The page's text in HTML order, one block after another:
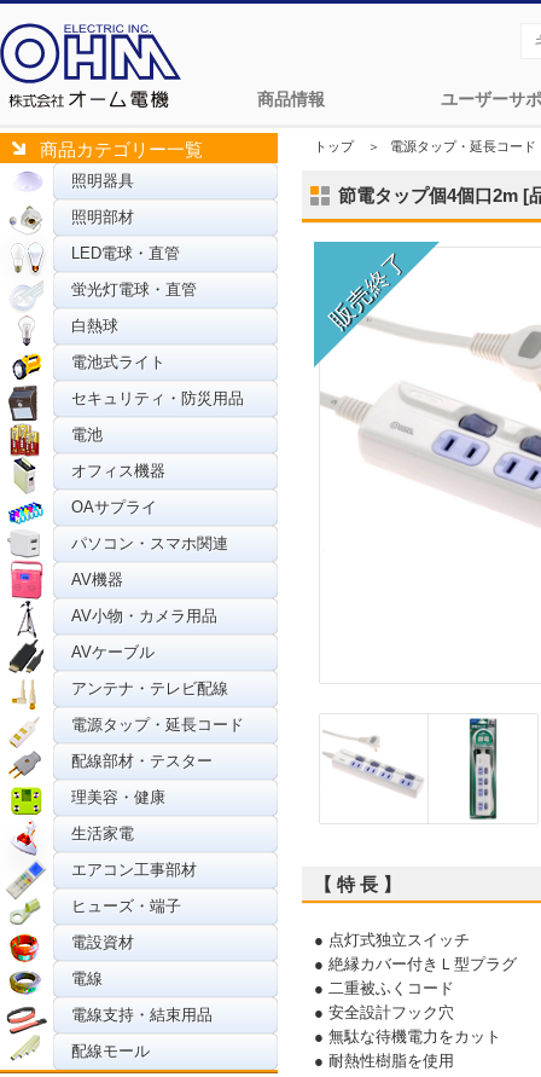
商品情報 ユーザーサ
商品カテゴリー一覧
照明器具
照明部材
LED電球・直管
蛍光灯電球・直管
白熱球
電池式ライト
セキュリティ・防災用品
電池
オフィス機器
OAサプライ
パソコン・スマホ関連
AV機器
AV小物・カメラ用品
AVケーブル
アンテナ・テレビ配線
電源タップ・延長コード
配線部材・テスター
理美容・健康
生活家電
エアコン工事部材
ヒューズ・端子
電設資材
電線
電線支持・結束用品
配線モール
トップ＞ 電源タップ・延長コード
節電タップ個4個口2m [
【 特 長 】
● 点灯式独立スイッチ
● 絶縁カバー付きＬ型プラグ
● 二重被ふくコード
● 安全設計フック穴
● 無駄な待機電力をカット
● 耐熱性樹脂を使用